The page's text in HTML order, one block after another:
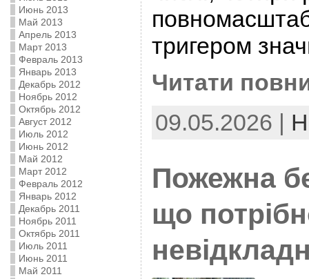
Июнь 2013
Май 2013
Апрель 2013
Март 2013
Февраль 2013
Январь 2013
Декабрь 2012
Ноябрь 2012
Октябрь 2012
Август 2012
Июль 2012
Июнь 2012
Май 2012
Март 2012
Февраль 2012
Январь 2012
Декабрь 2011
Ноябрь 2011
Октябрь 2011
Июль 2011
Июнь 2011
Май 2011
тригером
Читати
09.05.2026 |
Пожежна
що